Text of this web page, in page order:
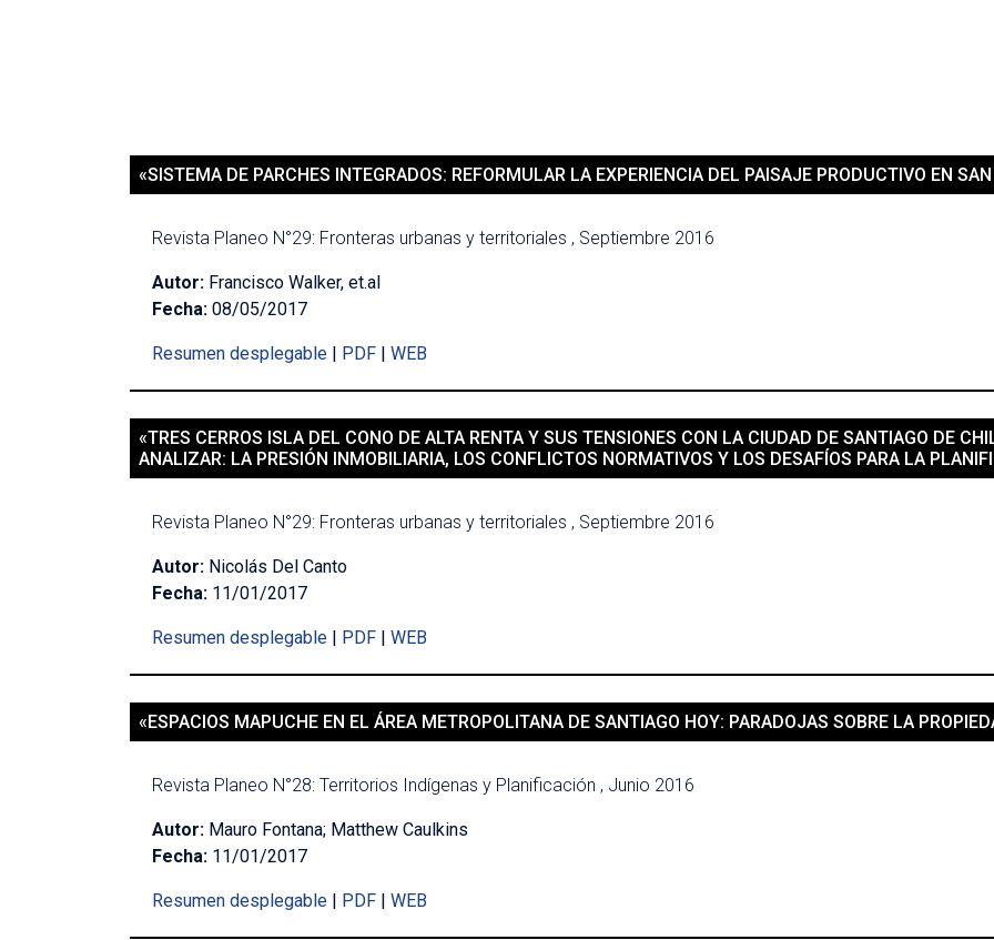
«SISTEMA DE PARCHES INTEGRADOS: REFORMULAR LA EXPERIENCIA DEL PAISAJE PRODUCTIVO EN
Revista Planeo N°29: Fronteras urbanas y territoriales , Septiembre 2016
Autor: Francisco Walker, et.al
Fecha: 08/05/2017
Resumen desplegable | PDF | WEB
«TRES CERROS ISLA DEL CONO DE ALTA RENTA Y SUS TENSIONES CON LA CIUDAD DE SANTIAGO DE
ANALIZAR: LA PRESIÓN INMOBILIARIA, LOS CONFLICTOS NORMATIVOS Y LOS DESAFÍOS PARA LA
Revista Planeo N°29: Fronteras urbanas y territoriales , Septiembre 2016
Autor: Nicolás Del Canto
Fecha: 11/01/2017
Resumen desplegable | PDF | WEB
«ESPACIOS MAPUCHE EN EL ÁREA METROPOLITANA DE SANTIAGO HOY: PARADOJAS SOBRE LA
Revista Planeo N°28: Territorios Indígenas y Planificación , Junio 2016
Autor: Mauro Fontana; Matthew Caulkins
Fecha: 11/01/2017
Resumen desplegable | PDF | WEB